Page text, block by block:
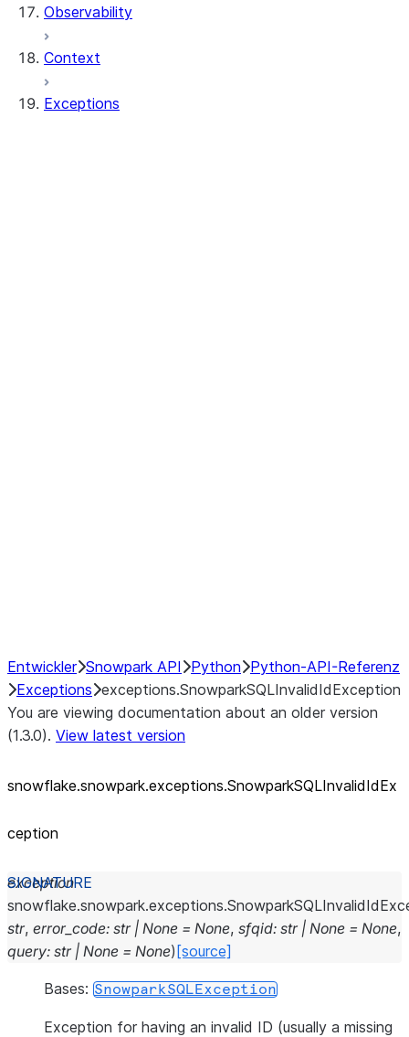
Observability
Context
Exceptions
Entwickler Snowpark API Python Python-API-Referenz
Exceptions exceptions.SnowparkSQLInvalidIdException
You are viewing documentation about an older version
(1.3.0). View latest version
snowflake.snowpark.exceptions.SnowparkSQLInvalidIdEx
ception
exception
snowflake.snowpark.exceptions.
str, error_code: str | None = None, sfqid: str | None = None,
query: str | None = None) [source]
Bases: SnowparkSQLException
Exception for having an invalid ID (usually a missing